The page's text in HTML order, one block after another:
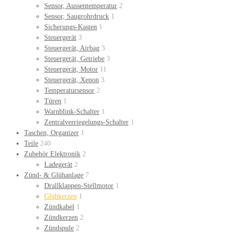
Sensor, Aussentemperatur 2
Sensor, Saugrohrdruck 1
Sicherungs-Kasten 1
Steuergerät 3
Steuergerät, Airbag 3
Steuergerät, Getriebe 3
Steuergerät, Motor 11
Steuergerät, Xenon 3
Temperatursensor 2
Türen 1
Warnblink-Schalter 1
Zentralverriegelungs-Schalter 1
Taschen, Organizer 1
Teile 240
Zubehör Elektronik 2
Ladegerät 2
Zünd- & Glühanlage 7
Drallklappen-Stellmotor 1
Glühkerzen 1
Zündkabel 1
Zündkerzen 2
Zündspule 2